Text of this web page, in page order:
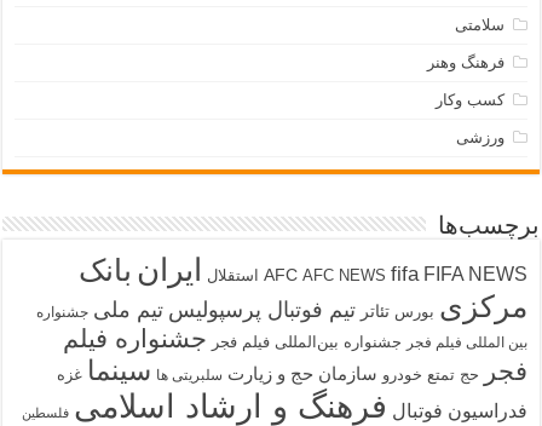
سلامتی
فرهنگ وهنر
کسب وکار
ورزشی
AFC AFC NEWS fifa FIFA استقلال ایران بانک
بورس تئاتر تیم فوتبال پرسپولیس تیم ملی جشنواره
المللی فیلم فجر جشنواره بین‌المللی فیلم فجر جشنواره فیلم
حج تمتع خودرو سازمان حج و زیارت سلبریتی ها سینما غزه
فوتبال فرهنگ و ارشاد اسلامی فلسطین